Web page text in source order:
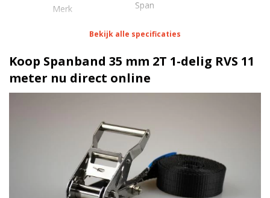
Merk Span
meter
Lengte 1 meter
100 daN
Haak/werklast N.v.t.
Ratel Blokratel RVS | 2 Ton
Bekijk alle specificaties
Koop Spanband 35 mm 2T 1-delig RVS 11
meter nu direct online